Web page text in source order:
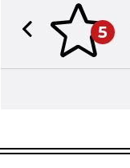
5
Previous slide